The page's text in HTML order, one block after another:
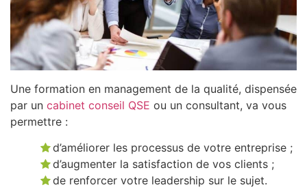
Une formation en management de la qualité, dispensée
par un cabinet conseil QSE ou un consultant, va vous
permettre :
d’améliorer les processus de votre entreprise ;
d’augmenter la satisfaction de vos clients ;
de renforcer votre leadership sur le sujet.